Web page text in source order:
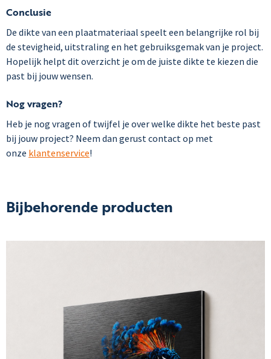
Conclusie
De dikte van een plaatmateriaal speelt een belangrijke rol bij
de stevigheid, uitstraling en het gebruiksgemak van je project.
Hopelijk helpt dit overzicht je om de juiste dikte te kiezen die
past bij jouw wensen.
Nog vragen?
Heb je nog vragen of twijfel je over welke dikte het beste past
bij jouw project? Neem dan gerust contact op met
onze klantenservice!
Bijbehorende producten